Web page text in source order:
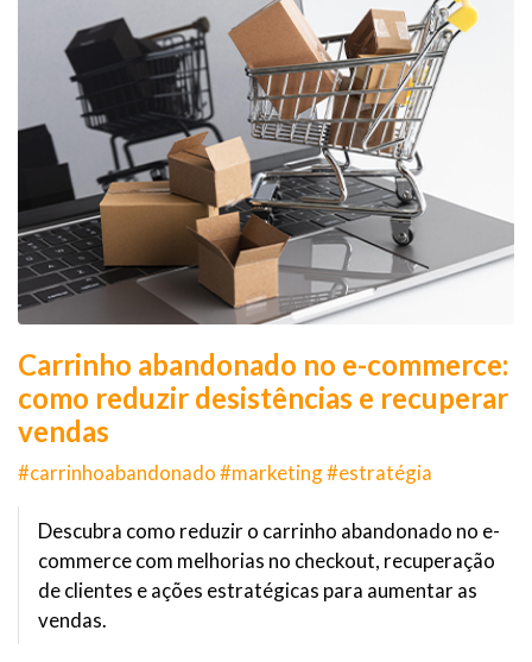
Carrinho abandonado no e-commerce:
como reduzir desistências e recuperar
vendas
#carrinhoabandonado #marketing #estratégia
Descubra como reduzir o carrinho abandonado no e-
commerce com melhorias no checkout, recuperação
de clientes e ações estratégicas para aumentar as
vendas.